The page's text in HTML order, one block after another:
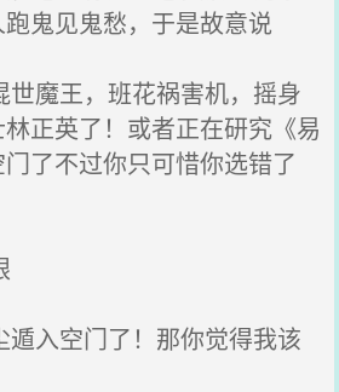
鬼见鬼愁，于是故意说
魔王，班花祸害机，摇身
正英了！或者正在研究《易
了不过你只可惜你选错了
入空门了！那你觉得我该